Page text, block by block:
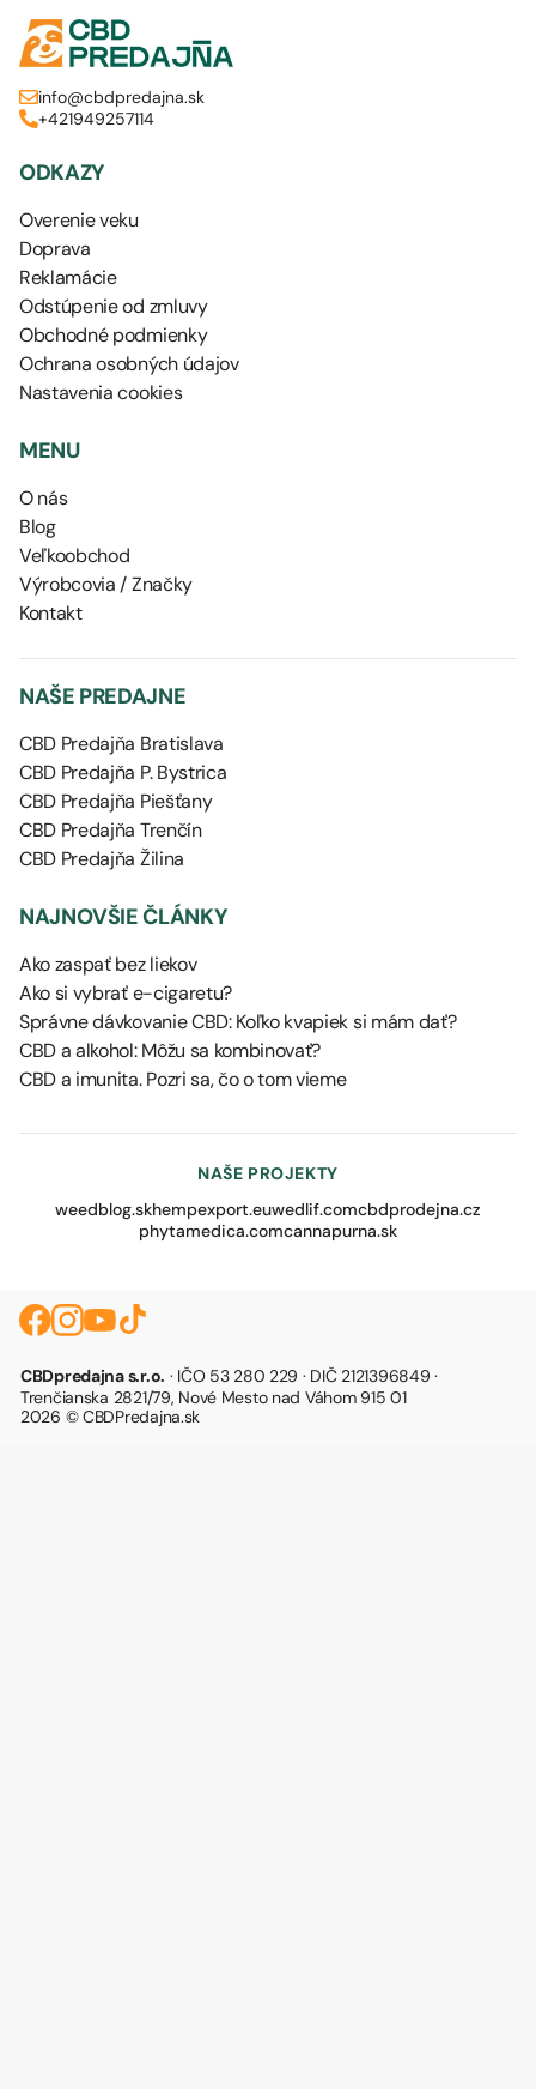
info@cbdpredajna.sk
+421949257114
ODKAZY
Overenie veku
Doprava
Reklamácie
Odstúpenie od zmluvy
Obchodné podmienky
Ochrana osobných údajov
Nastavenia cookies
MENU
O nás
Blog
Veľkoobchod
Výrobcovia / Značky
Kontakt
NAŠE PREDAJNE
CBD Predajňa Bratislava
CBD Predajňa P. Bystrica
CBD Predajňa Piešťany
CBD Predajňa Trenčín
CBD Predajňa Žilina
NAJNOVŠIE ČLÁNKY
Ako zaspať bez liekov
Ako si vybrať e-cigaretu?
Správne dávkovanie CBD: Koľko kvapiek si mám dať?
CBD a alkohol: Môžu sa kombinovať?
CBD a imunita. Pozri sa, čo o tom vieme
NAŠE PROJEKTY
weedblog.skhempexport.euwedlif.comcbdprodejna.cz
phytamedica.comcannapurna.sk
CBDpredajna s.r.o. · IČO 53 280 229 · DIČ 2121396849 ·
Trenčianska 2821/79, Nové Mesto nad Váhom 915 01
2026 © CBDPredajna.sk